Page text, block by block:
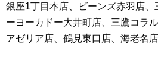
銀座1丁目本店、ビーンズ赤羽店、
ーヨーカドー大井町店、三鷹コラ
アゼリア店、鶴見東口店、海老名